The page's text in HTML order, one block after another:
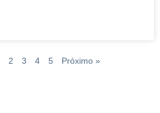
2 3 4 5 Próximo »